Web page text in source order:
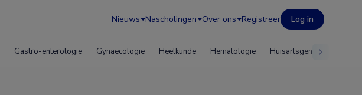
Nieuws Nascholingen Over ons Registreer Log in
Gastro-enterologie Gynaecologie Heelkunde Hematologie Huisartsgeneeskunde